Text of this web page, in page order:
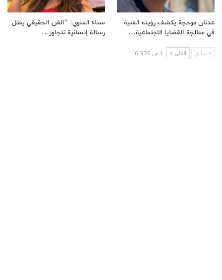
عدنان موحجة يكشف رؤيته الفنية
في معالجة القضايا الاجتماعية…
سناء العلوي: “الفن الحقيقي يظل
رسالة إنسانية تتجاوز…
سابق التالى 1 من 6٬936